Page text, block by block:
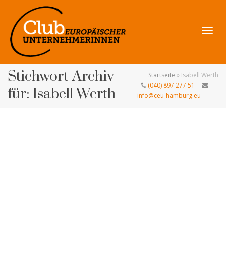
Stichwort-Archiv
für: Isabell Werth
Startseite » Isabell Werth
(040) 897 277 51
info@ceu-hamburg.eu